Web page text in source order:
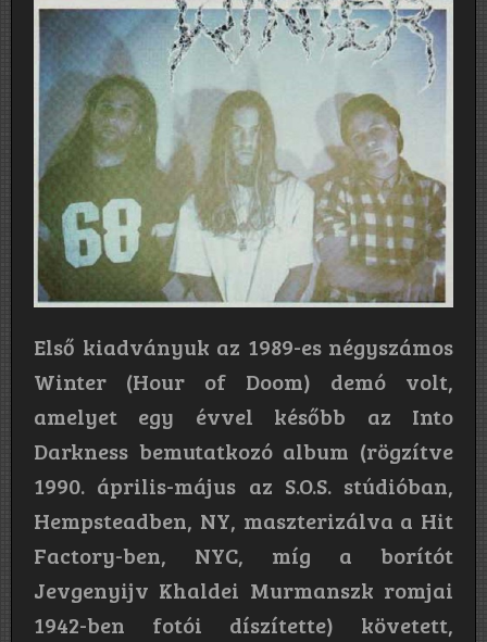
Első kiadványuk az 1989-es négyszámos
Winter (Hour of Doom) demó volt,
amelyet egy évvel később az Into
Darkness bemutatkozó album (rögzítve
1990. április-május az S.O.S. stúdióban,
Hempsteadben, NY, maszterizálva a Hit
Factory-ben, NYC, míg a borítót
Jevgenyijv Khaldei Murmanszk romjai
1942-ben fotói díszítette) követett,